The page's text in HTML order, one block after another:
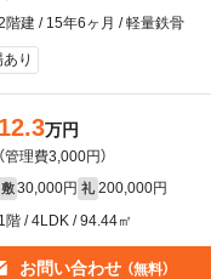
階建 / 15年6ヶ月 / 軽量鉄骨
り
12.3万円
（管理費3,000円）
敷 30,000円 礼 200,000円
1階 / 4LDK / 94.44㎡
お問い合わせ （無料）